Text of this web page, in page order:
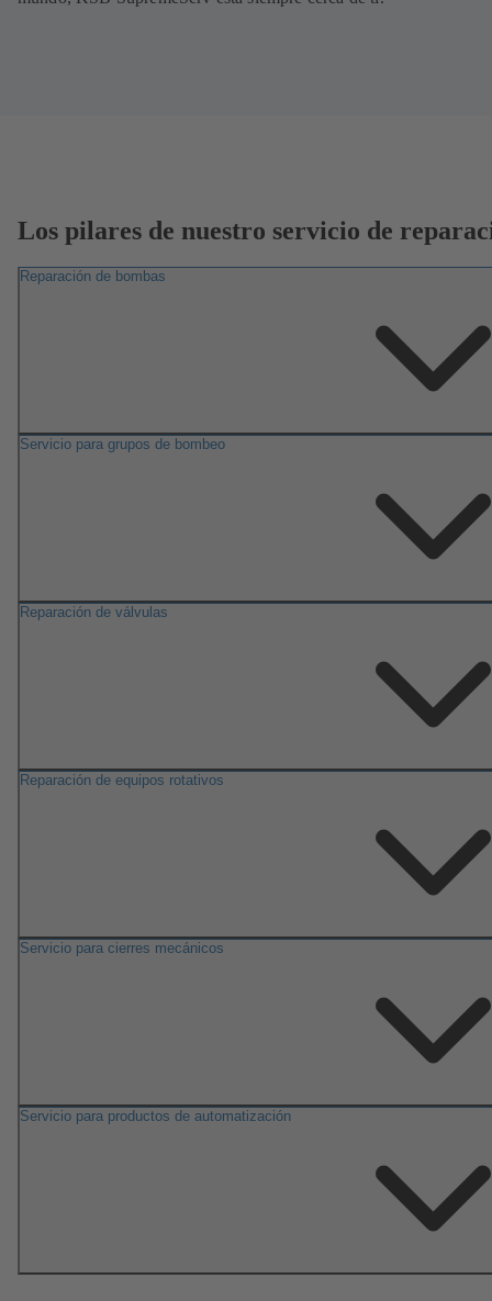
Los pilares de nuestro servicio de
Reparación de bombas
Servicio para grupos de bombeo
Reparación de válvulas
Reparación de equipos rotativos
Servicio para cierres mecánicos
Servicio para productos de automatización